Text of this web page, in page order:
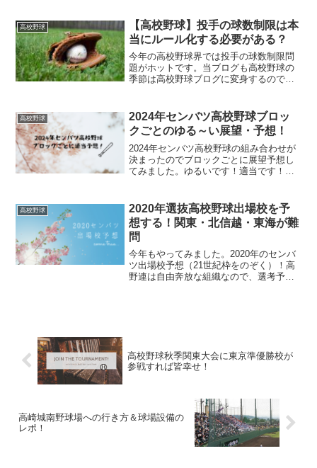
高校野球
【高校野球】投手の球数制限は本
当にルール化する必要がある？
今年の高校野球界では投手の球数制限問
題がホットです。当ブログも高校野球の
季節は高校野球ブログに変身するので、
高校野球
2024年センバツ高校野球ブロッ
クごとのゆる～い展望・予想！
2024年センバツ高校野球の組み合わせが
決まったのでブロックごとに展望予想し
てみました。ゆるいです！適当です！ベ
高校野球
2020年選抜高校野球出場校を予
想する！関東・北信越・東海が難
問
今年もやってみました。2020年のセンバ
ツ出場校予想（21世紀枠をのぞく）！高
野連は自由奔放な組織なので、選考予想
高校野球秋季関東大会に東京準優勝校が
参戦すれば皆幸せ！
高崎城南野球場への行き方＆球場設備の
レポ！